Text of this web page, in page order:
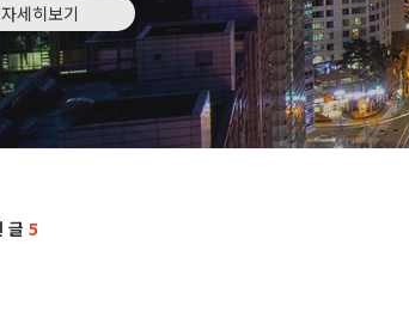
자세히보기
5